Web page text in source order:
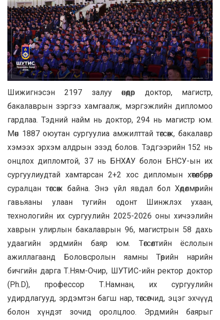
Шижигнэсэн 2197 залуу өнөөдөр доктор, магистр,
бакалаврын зэргээ хамгаалж, мэргэжлийн дипломоо
гардлаа. Тэдний найм нь доктор, 294 нь магистр юм.
Мөн 1887 оюутан сургуулиа амжилттай төгсөж, бакалавр
хэмээх эрхэм алдрын эзэд болов. Тэдгээрийн 152 нь
онцлох дипломтой, 37 нь БНХАУ болон БНСУ-ын их
сургуулиудтай хамтарсан 2+2 хос дипломын хөтөлбөрөөр
суралцан төгсөж байна. Энэ үйл явдал бол Хөдөлмөрийн
гавьяаны улаан тугийн одонт Шинжлэх ухаан,
технологийн их сургуулийн 2025-2026 оны хичээлийн
хаврын улирлын бакалаврын 96, магистрын 58 дахь
удаагийн эрдмийн баяр юм. Төгсөлтийн ёслолын
ажиллагаанд Боловсролын яамны Төрийн нарийн
бичгийн дарга Т.Ням-Очир, ШУТИС-ийн ректор доктор
(Ph.D), профессор Т.Намнан, их сургуулийн
удирдлагууд, эрдэмтэн багш нар, төгсөгчид, эцэг эхчүүд
болон хүндэт зочид оролцлоо. Эрдмийн баярыг